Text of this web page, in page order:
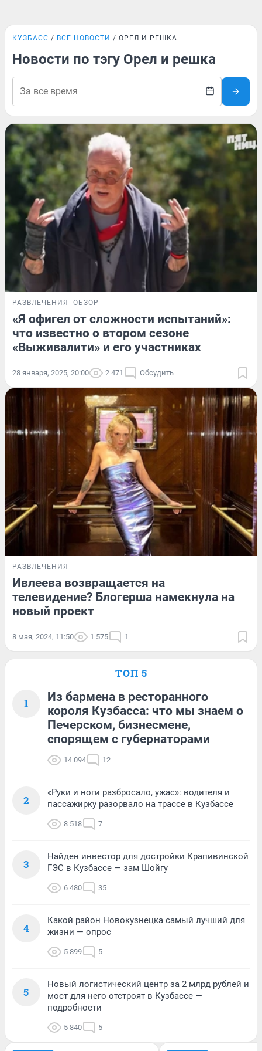
КУЗБАСС ВСЕ НОВОСТИ ОРЕЛ И РЕШКА
Новости по тэгу Орел и решка
РАЗВЛЕЧЕНИЯ ОБЗОР
«Я офигел от сложности испытаний»:
что известно о втором сезоне
«Выживалити» и его участниках
28 января, 2025, 20:00 2 471 Обсудить
РАЗВЛЕЧЕНИЯ
Ивлеева возвращается на
телевидение? Блогерша намекнула на
новый проект
8 мая, 2024, 11:50 1 575 1
ТОП 5
1
Из бармена в ресторанного
короля Кузбасса: что мы знаем о
Печерском, бизнесмене,
спорящем с губернаторами
14 094 12
2
«Руки и ноги разбросало, ужас»: водителя и
пассажирку разорвало на трассе в Кузбассе
8 518 7
3
Найден инвестор для достройки Крапивинской
ГЭС в Кузбассе — зам Шойгу
6 480 35
4
Какой район Новокузнецка самый лучший для
жизни — опрос
5 899 5
5
Новый логистический центр за 2 млрд рублей и
мост для него отстроят в Кузбассе —
подробности
5 840 5